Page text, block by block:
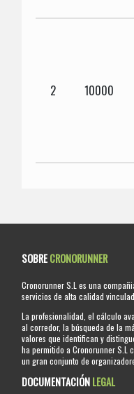
2 10000
SOBRECRONORUNNER
Cronorunner S.L es una
servicios de alta calidad
La profesionalidad, el cálculo
al corredor, la búsqueda de la
valores que identifican y
ha permitido a Cronorunner S.L
un gran conjunto de
DOCUMENTACIÓNLEGAL